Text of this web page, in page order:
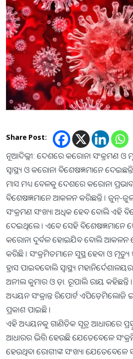
Share Post:
ନୂଆଦିଲ୍ଲୀ: ଦେଶରେ କରୋନା ସଂକ୍ରମଣ ଓ
ସ୍ବାସ୍ଥ୍ୟ ଓ କରୋନା ବିଶେଷଜ୍ଞମାନେ
ମାସ ମଧ୍ୟ ବେଳକୁ ଦେଶରେ କରୋନା
ବିଶେଷଜ୍ଞମାନେ ଆକଳନ କରିଛନ୍ତି । ଜୁନ୍-
ସଂକ୍ରମଣ ସଂଖ୍ୟା ଅଧିକ ହେବ ବୋଲି ଏହି
ଦେଇଥିଲେ । ଏବେ ସେହି ବିଶେଷଜ୍ଞମାନେ
କରୋନା ଦୁର୍ବଳ ହୋଇଯିବ ବୋଲି ଆକଳନ
କରିଛି । ସଂକ୍ରମିତମାନେ ସୁସ୍ଥ ହେବା ଓ ମୃତ୍ୟୁ
ହ୍ରାସ ପାଇବବୋଲି ସ୍ବାସ୍ଥ୍ୟ
ଅନୀଲ କୁମାର ଓ ଡ଼ା. ରୂପାଲି ରାୟ କହିଛନ୍ତି ।
ଅଧ୍ୟୟନ ସଂକ୍ରାନ୍ତ ରିପୋର୍ଟ ଏପିଡ଼େମିଲୋଜି
ପ୍ରକାଶ ପାଇଛି ।
ଏହି ଅଧ୍ୟୟନକୁ ଗାଣିତିକ ସୂତ୍ର ଆଧାରରେ
ଆଧାରର ଭିତ୍ତି ହେଉଛି ଯେତେବେଳେ
ହେଉଥିବା ରୋଗୀଙ୍କ ସଂଖ୍ୟା ଯେତେବେଳେ